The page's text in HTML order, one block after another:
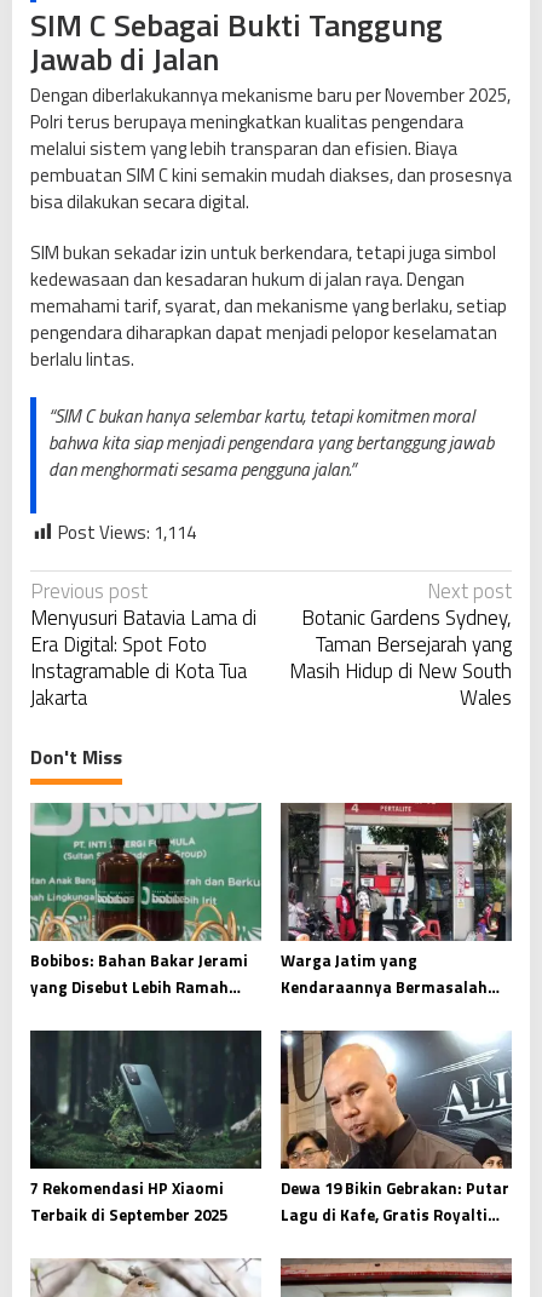
SIM C Sebagai Bukti Tanggung
Jawab di Jalan
Dengan diberlakukannya mekanisme baru per November 2025,
Polri terus berupaya meningkatkan kualitas pengendara
melalui sistem yang lebih transparan dan efisien. Biaya
pembuatan SIM C kini semakin mudah diakses, dan prosesnya
bisa dilakukan secara digital.
SIM bukan sekadar izin untuk berkendara, tetapi juga simbol
kedewasaan dan kesadaran hukum di jalan raya. Dengan
memahami tarif, syarat, dan mekanisme yang berlaku, setiap
pengendara diharapkan dapat menjadi pelopor keselamatan
berlalu lintas.
“SIM C bukan hanya selembar kartu, tetapi komitmen moral
bahwa kita siap menjadi pengendara yang bertanggung jawab
dan menghormati sesama pengguna jalan.”
Post Views: 1,114
P
o
s
t
a
v
i
g
a
t
i
o
n
Previous post
Menyusuri Batavia Lama di
Era Digital: Spot Foto
Instagramable di Kota Tua
Jakarta
Next post
Botanic Gardens Sydney,
Taman Bersejarah yang
Masih Hidup di New South
Wales
Don't Miss
Bobibos: Bahan Bakar Jerami
yang Disebut Lebih Ramah
Warga Jatim yang
Kendaraannya Bermasalah
Lapor ke Sini
7 Rekomendasi HP Xiaomi
Terbaik di September 2025
Dewa 19 Bikin Gebrakan: Putar
Lagu di Kafe, Gratis Royalti